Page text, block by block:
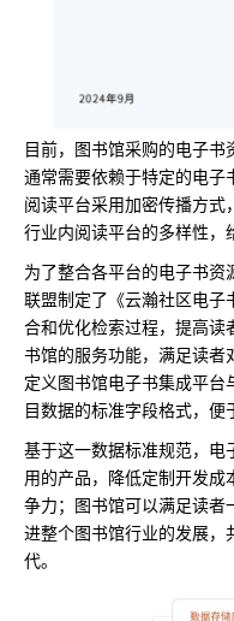
目前，图书馆采购的电子
通常需要依赖于特定的电
阅读平台采用加密传播方
行业内阅读平台的多样性，
为了整合各平台的电子书
联盟制定了《云瀚社区电
合和优化检索过程，提高读
书馆的服务功能，满足读者
定义图书馆电子书集成平
目数据的标准字段格式，便
基于这一数据标准规范，
用的产品，降低定制开发
争力；图书馆可以满足读者
进整个图书馆行业的发展
代。